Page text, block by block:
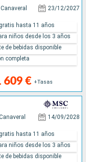
23/12/2027
609 € +Tasas
hasta 11 años
niños desde los 3 años
de bebidas disponible
completa
14/09/2028
hasta 11 años
niños desde los 3 años
de bebidas disponible